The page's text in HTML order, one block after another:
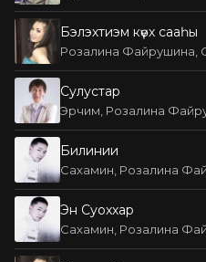
Бэлэхтиэм күөх сааһы
Розалина Файрушина,
Сулустар
Эрчим, Розалина
Билинии
Сахамин, Розалина
Эн Суоххар
Сахамин, Розалина